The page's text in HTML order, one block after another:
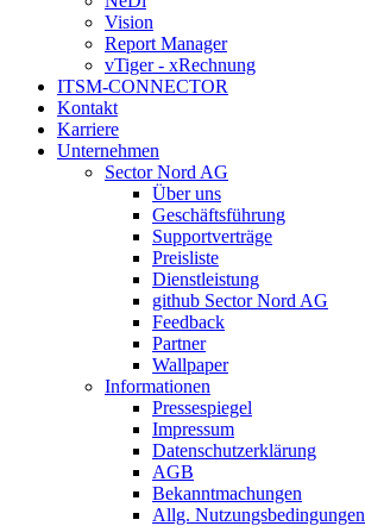
Vision
Report Manager
vTiger - xRechnung
ITSM-CONNECTOR
Kontakt
Karriere
Unternehmen
Sector Nord AG
Über uns
Geschäftsführung
Supportverträge
Preisliste
Dienstleistung
github Sector Nord AG
Feedback
Partner
Wallpaper
Informationen
Pressespiegel
Impressum
Datenschutzerklärung
AGB
Bekanntmachungen
Allg. Nutzungsbedingungen